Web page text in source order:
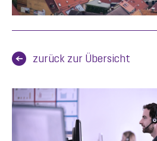
zurück zur Übersicht